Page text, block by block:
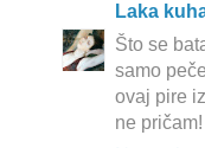
Laka
Što se
samo
ovaj pire
ne